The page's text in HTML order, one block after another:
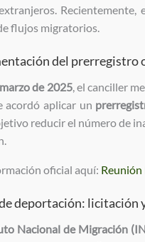
flujos migratorios.
del prerregistro
de 2025, el canciller
acordó aplicar un
reducir el número de
oficial aquí:
deportación: licitación
Nacional de Migración